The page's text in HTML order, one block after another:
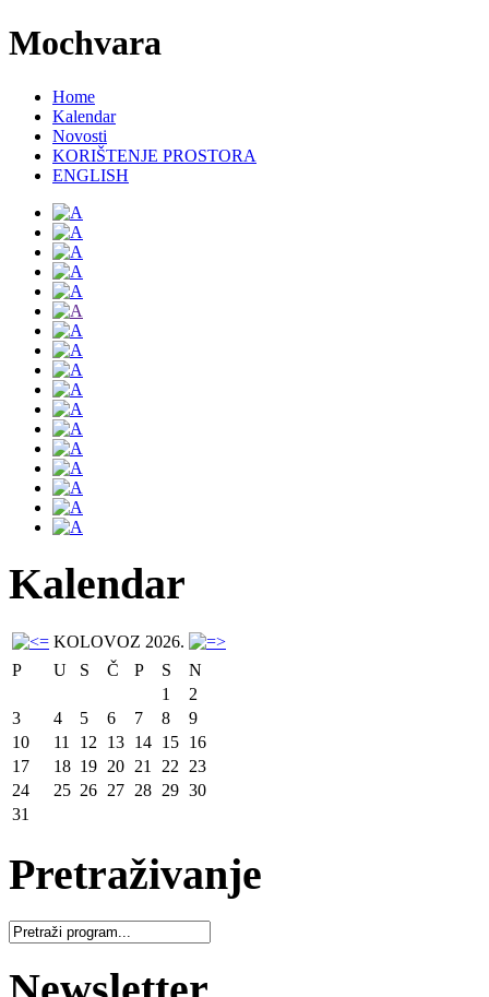
Mochvara
Home
Kalendar
Novosti
KORIŠTENJE PROSTORA
ENGLISH
Kalendar
KOLOVOZ 2026.
P
U S Č P S
N
1
2
3
4 5 6 7 8
9
10
11 12 13 14 15 16
17
18 19 20 21 22
23
24
25 26 27 28 29 30
31
Pretraživanje